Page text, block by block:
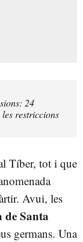
24
restriccions
Tíber, tot i que
Avui, les
de Santa
germans. Una